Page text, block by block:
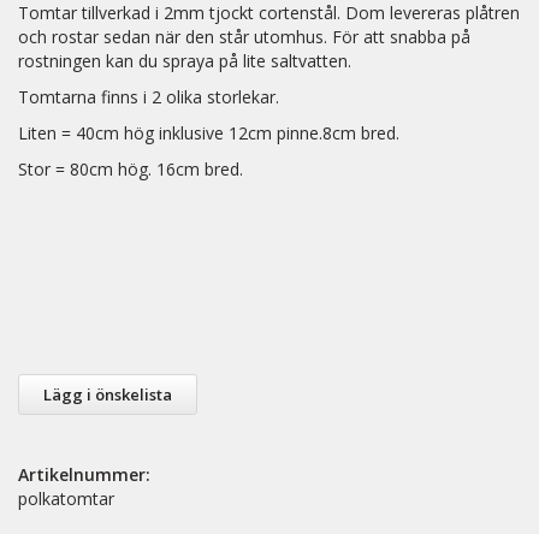
Tomtar tillverkad i 2mm tjockt cortenstål. Dom levereras plåtren
och rostar sedan när den står utomhus. För att snabba på
rostningen kan du spraya på lite saltvatten.
Tomtarna finns i 2 olika storlekar.
Liten = 40cm hög inklusive 12cm pinne.8cm bred.
Stor = 80cm hög. 16cm bred.
Lägg i önskelista
Artikelnummer:
polkatomtar